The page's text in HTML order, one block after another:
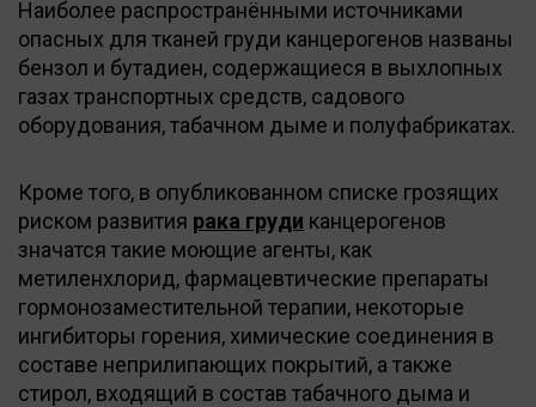
Наиболее распространёнными источниками
опасных для тканей груди канцерогенов названы
бензол и бутадиен, содержащиеся в выхлопных
газах транспортных средств, садового
оборудования, табачном дыме и полуфабрикатах.
Кроме того, в опубликованном списке грозящих
риском развития рака груди канцерогенов
значатся такие моющие агенты, как
метиленхлорид, фармацевтические препараты
гормонозаместительной терапии, некоторые
ингибиторы горения, химические соединения в
составе неприлипающих покрытий, а также
стирол, входящий в состав табачного дыма и